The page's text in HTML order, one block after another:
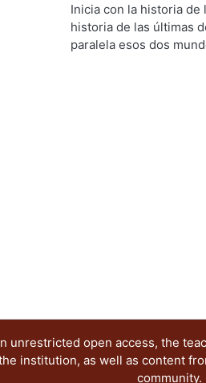
Inicia con la historia de
historia de las últimas
paralela esos dos
open access, the
institution, as well as content
community.